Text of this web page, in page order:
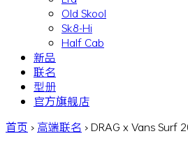
Old Skool
Sk8-Hi
Half Cab
新品
联名
型册
官方旗舰店
首页 › 高端联名 ›DRAG x Vans Surf